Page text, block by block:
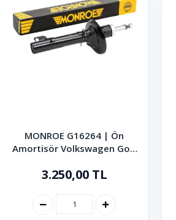
MONROE G16264 | Ön
Amortisör Volkswagen Golf
3.250,00 TL